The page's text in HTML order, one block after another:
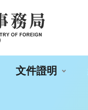
文件證明